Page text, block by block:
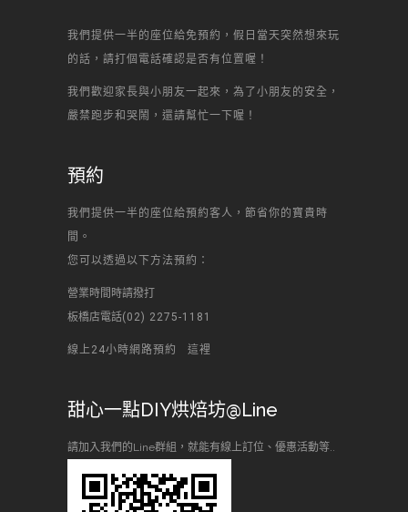
我們提供一半的座位給免預約，假日當天突然想來玩
的話，請打個電話確認是否有位置喔！
我們歡迎家長與小朋友一起來，為了小朋友的安全，
嚴禁跑步和哭鬧，還請幫忙一下喔！
預約
我們提供一半的座位給預約客人，節省你的寶貴時
間。
您可以透過以下方法預約：
營業時間時請撥打
板橋店電話(02) 2275-1181
線上24小時網路預約 這裡
甜心一點DIY烘焙坊@Line
請加入我們的Line群組，就能有線上訂位、優惠活動等..